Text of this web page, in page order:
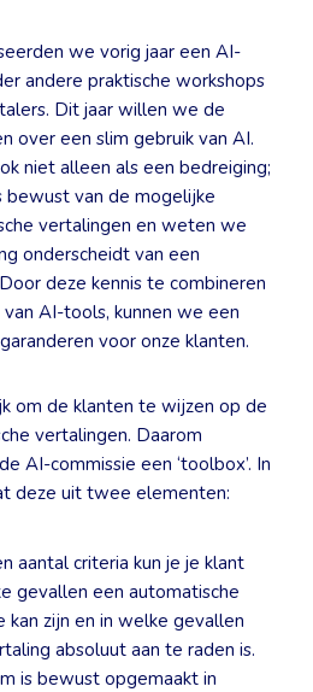
we vorig jaar een AI-
andere praktische workshops
Dit jaar willen we de
over een slim gebruik van AI.
niet alleen als een bedreiging;
bewust van de mogelijke
vertalingen en weten we
onderscheidt van een
deze kennis te combineren
AI-tools, kunnen we een
voor onze klanten.
om de klanten te wijzen op de
vertalingen. Daarom
AI-commissie een ‘toolbox’. In
deze uit twee elementen:
aantal criteria kun je je klant
gevallen een automatische
zijn en in welke gevallen
absoluut aan te raden is.
is bewust opgemaakt in